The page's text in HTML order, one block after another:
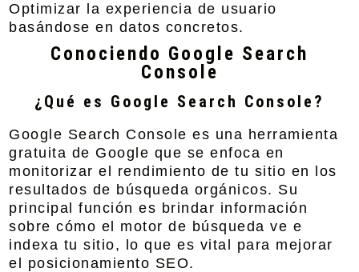
Optimizar la experiencia de usuario
basándose en datos concretos.
Conociendo Google Search
Console
¿Qué es Google Search Console?
Google Search Console es una herramienta
gratuita de Google que se enfoca en
monitorizar el rendimiento de tu sitio en los
resultados de búsqueda orgánicos. Su
principal función es brindar información
sobre cómo el motor de búsqueda ve e
indexa tu sitio, lo que es vital para mejorar
el posicionamiento SEO.